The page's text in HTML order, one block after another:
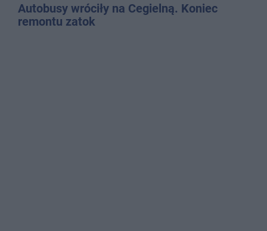
Autobusy wróciły na Cegielną. Koniec
remontu zatok